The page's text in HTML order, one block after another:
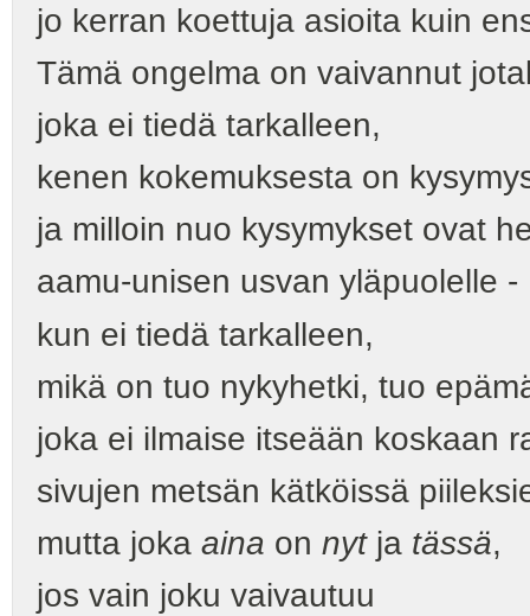
jo kerran koettuja asioita kuin
Tämä ongelma on vaivannut
joka ei tiedä tarkalleen,
kenen kokemuksesta on
ja milloin nuo kysymykset ovat
aamu-unisen usvan yläpuolelle -
kun ei tiedä tarkalleen,
mikä on tuo nykyhetki, tuo
joka ei ilmaise itseään koskaan
sivujen metsän kätköissä
mutta joka aina on nytja tässä,
jos vain joku vaivautuu